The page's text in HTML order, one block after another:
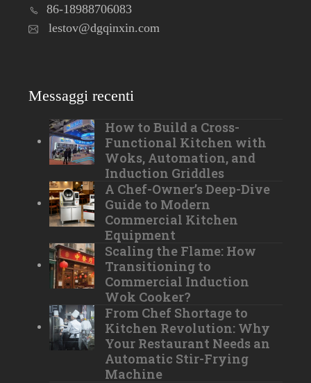
86-18988706083
lestov@dgqinxin.com
Messaggi recenti
How to Build a Cross-
Functional Kitchen with
Woks, Automation, and
Induction Griddles
A Chef-Owner’s Deep-Dive
Guide to Modern
Commercial Kitchen
Equipment
Scaling the Flame: How
Transitioning to
Commercial Induction
Wok Cooker?
From Chef Shortage to
Kitchen Revolution: Why
Your Restaurant Needs an
Automatic Stir-Frying
Machine